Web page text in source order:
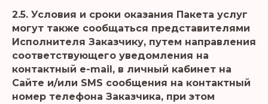
2.5. Условия и сроки оказания Пакета услуг
могут также сообщаться представителями
Исполнителя Заказчику, путем направления
соответствующего уведомления на
контактный e-mail, в личный кабинет на
Сайте и/или SMS сообщения на контактный
номер телефона Заказчика, при этом